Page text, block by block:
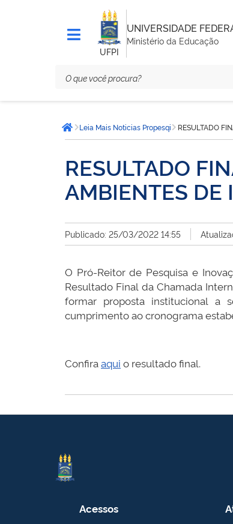
UFPI
UNIVERSIDADE
Ministério da Educação
está
aqui:Página inicial
Leia Mais Noticias Propesqi RESULTADO
RESULTADO
AMBIENTES DE
Publicado: 25/03/2022 14:55
O Pró-Reitor de Pesquisa e
Resultado Final da Chamada
formar proposta institucional a
cumprimento ao cronograma
Confiraaqui o resultado final.
Acessos